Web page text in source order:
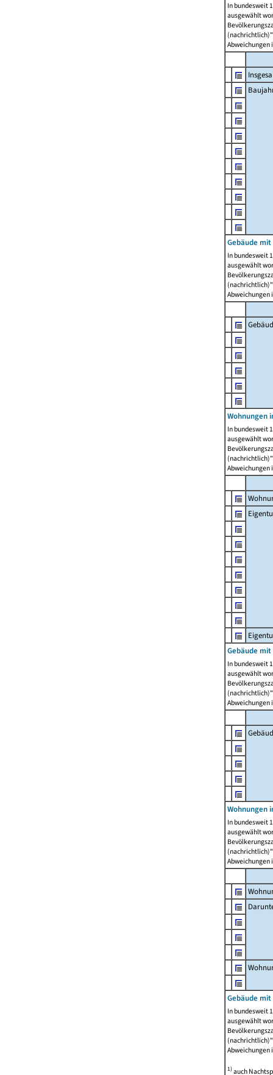
In bundesweit
ausgewählt
Abweichungen
Gebäude mit
In bundesweit
ausgewählt
Abweichungen
Wohnungen
In bundesweit
ausgewählt
Abweichungen
Gebäude
In bundesweit
ausgewählt
Abweichungen
Wohnungen
In bundesweit
ausgewählt
Abweichungen
Gebäude
In bundesweit
ausgewählt
Abweichungen
1)auch